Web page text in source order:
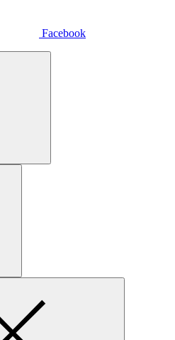
Facebook